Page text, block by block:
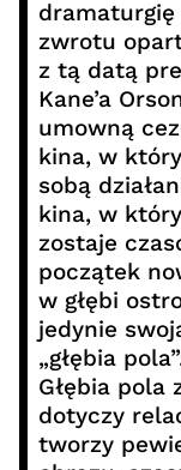
zwrotu
z tą datą
Kane’a
umowną
kina, w
sobą
kina, w
zostaje
początek
w głębi
jedynie
„głębia
Głębia pola
dotyczy
tworzy